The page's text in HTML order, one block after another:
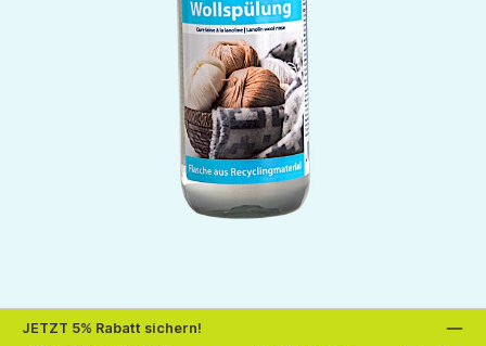
JETZT 5% Rabatt sichern!